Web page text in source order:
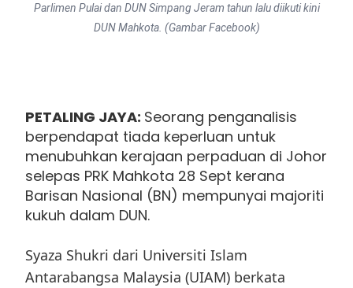
Parlimen Pulai dan DUN Simpang Jeram tahun lalu diikuti kini
DUN Mahkota. (Gambar Facebook)
PETALING JAYA: Seorang penganalisis
berpendapat tiada keperluan untuk
menubuhkan kerajaan perpaduan di Johor
selepas PRK Mahkota 28 Sept kerana
Barisan Nasional (BN) mempunyai majoriti
kukuh dalam DUN.
Syaza Shukri dari Universiti Islam
Antarabangsa Malaysia (UIAM) berkata